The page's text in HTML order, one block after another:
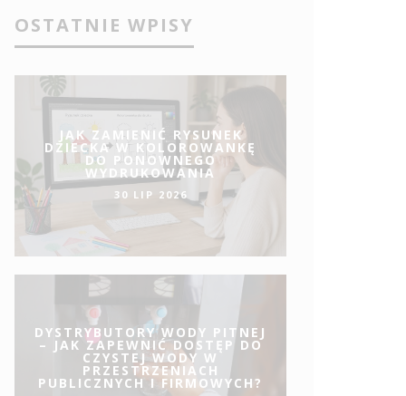
OSTATNIE WPISY
JAK ZAMIENIĆ RYSUNEK
DZIECKA W KOLOROWANKĘ
DO PONOWNEGO
WYDRUKOWANIA
30 LIP 2026
DYSTRYBUTORY WODY PITNEJ
– JAK ZAPEWNIĆ DOSTĘP DO
CZYSTEJ WODY W
PRZESTRZENIACH
PUBLICZNYCH I FIRMOWYCH?